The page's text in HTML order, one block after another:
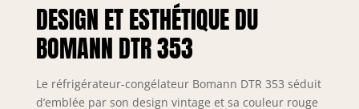
placer selon
l'espace disponible
Réglage de la
Température :
thermostat
réglable pour
DESIGN ET ESTHÉTIQUE DU
BOMANN DTR 353
Le réfrigérateur-congélateur Bomann DTR 353 séduit
d’emblée par son design vintage et sa couleur rouge